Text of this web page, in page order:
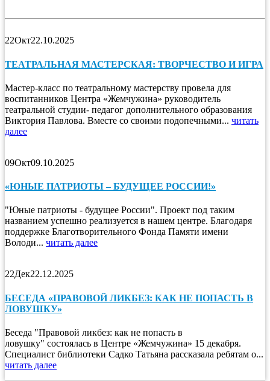
22Окт22.10.2025
ТЕАТРАЛЬНАЯ МАСТЕРСКАЯ: ТВОРЧЕСТВО И ИГРА
Мастер-класс по театральному мастерству провела для
воспитанников Центра «Жемчужина» руководитель
театральной студии- педагог дополнительного образования
Виктория Павлова. Вместе со своими подопечными... читать
далее
09Окт09.10.2025
«ЮНЫЕ ПАТРИОТЫ – БУДУЩЕЕ РОССИИ!»
"Юные патриоты - будущее России". Проект под таким
названием успешно реализуется в нашем центре. Благодаря
поддержке Благотворительного Фонда Памяти имени
Володи... читать далее
22Дек22.12.2025
БЕСЕДА «ПРАВОВОЙ ЛИКБЕЗ: КАК НЕ ПОПАСТЬ В
ЛОВУШКУ»
Беседа "Правовой ликбез: как не попасть в
ловушку" состоялась в Центре «Жемчужина» 15 декабря.
Специалист библиотеки Садко Татьяна рассказала ребятам о...
читать далее